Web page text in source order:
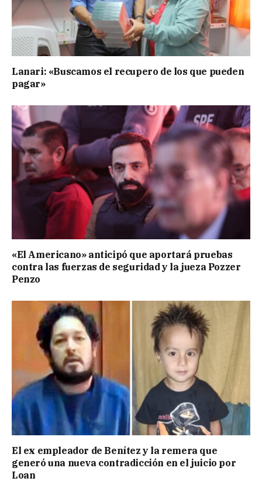
Lanari: «Buscamos el recupero de los que pueden
pagar»
«El Americano» anticipó que aportará pruebas
contra las fuerzas de seguridad y la jueza Pozzer
Penzo
El ex empleador de Benítez y la remera que
generó una nueva contradicción en el juicio por
Loan